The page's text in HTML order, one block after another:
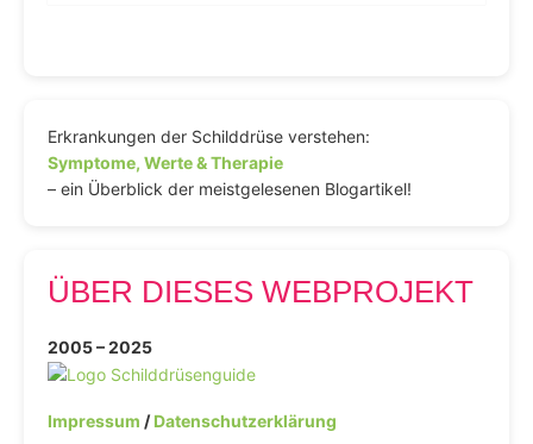
Erkrankungen der Schilddrüse verstehen:
Symptome, Werte & Therapie
– ein Überblick der meistgelesenen Blogartikel!
ÜBER DIESES WEBPROJEKT
2005 – 2025
Impressum /Datenschutzerklärung